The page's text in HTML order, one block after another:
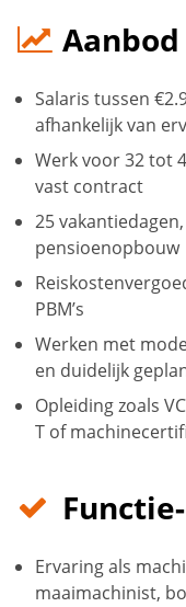
Aanbod
Salaris tussen
afhankelijk van
Werk voor 32 tot
vast contract
25
pensioenopbouw
PBM’s
Werken met
en duidelijk
Opleiding zoals
T of
Ervaring als
maaimachinist,